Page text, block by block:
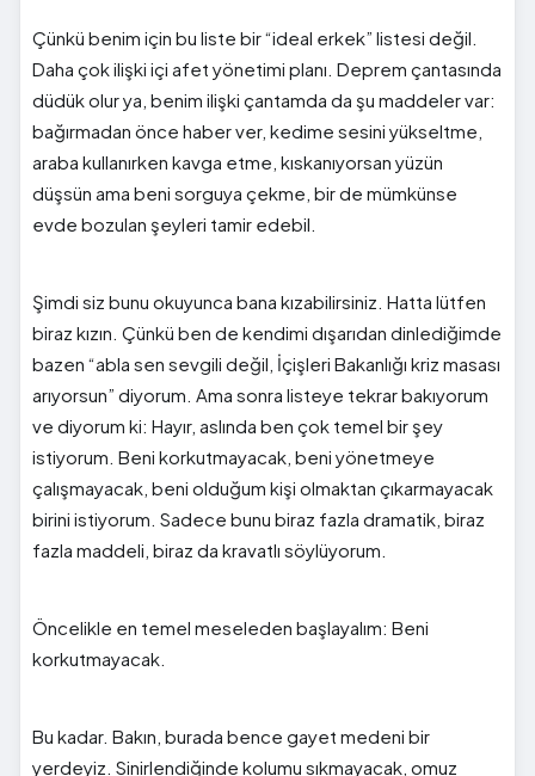
Çünkü benim için bu liste bir “ideal erkek” listesi değil.
Daha çok ilişki içi afet yönetimi planı. Deprem çantasında
düdük olur ya, benim ilişki çantamda da şu maddeler var:
bağırmadan önce haber ver, kedime sesini yükseltme,
araba kullanırken kavga etme, kıskanıyorsan yüzün
düşsün ama beni sorguya çekme, bir de mümkünse
evde bozulan şeyleri tamir edebil.
Şimdi siz bunu okuyunca bana kızabilirsiniz. Hatta lütfen
biraz kızın. Çünkü ben de kendimi dışarıdan dinlediğimde
bazen “abla sen sevgili değil, İçişleri Bakanlığı kriz masası
arıyorsun” diyorum. Ama sonra listeye tekrar bakıyorum
ve diyorum ki: Hayır, aslında ben çok temel bir şey
istiyorum. Beni korkutmayacak, beni yönetmeye
çalışmayacak, beni olduğum kişi olmaktan çıkarmayacak
birini istiyorum. Sadece bunu biraz fazla dramatik, biraz
fazla maddeli, biraz da kravatlı söylüyorum.
Öncelikle en temel meseleden başlayalım: Beni
korkutmayacak.
Bu kadar. Bakın, burada bence gayet medeni bir
yerdeyiz. Sinirlendiğinde kolumu sıkmayacak, omuz